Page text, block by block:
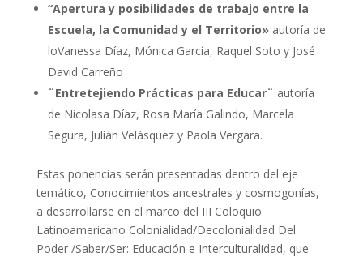
“Apertura y posibilidades de trabajo entre la
Escuela, la Comunidad y el Territorio» autoría de
loVanessa Díaz, Mónica García, Raquel Soto y José
David Carreño
¨Entretejiendo Prácticas para Educar¨ autoría
de Nicolasa Díaz, Rosa María Galindo, Marcela
Segura, Julián Velásquez y Paola Vergara.
Estas ponencias serán presentadas dentro del eje
temático, Conocimientos ancestrales y cosmogonías,
a desarrollarse en el marco del III Coloquio
Latinoamericano Colonialidad/Decolonialidad Del
Poder /Saber/Ser: Educación e Interculturalidad, que